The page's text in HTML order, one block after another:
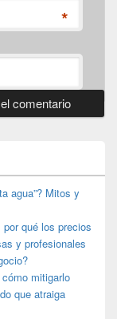
*
agua”? Mitos y
qué los precios
y profesionales
mitigarlo
que atraiga